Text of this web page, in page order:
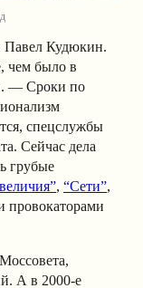
Павел Кудюкин.
чем было в
— Сроки по
спецслужбы
Сейчас дела
грубые
, “Сети”,
А в 2000-е